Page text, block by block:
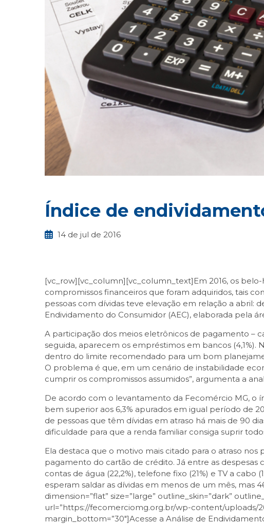
Índice de
14 de jul de 2016
[vc_row][vc_column][vc_column_text]Em 2016, os
compromissos financeiros que foram adquiridos, tais
pessoas com dívidas teve elevação em relação a abril:
Endividamento do Consumidor (AEC), elaborada pela
A participação dos meios eletrônicos de pagamento –
seguida, aparecem os empréstimos em bancos (4,1%).
dentro do limite recomendado para um bom
O problema é que, em um cenário de instabilidade
cumprir os compromissos assumidos”, argumenta a
De acordo com o levantamento da Fecomércio MG, o
bem superior aos 6,3% apurados em igual período de
de pessoas que têm dívidas em atraso há mais de 90
dificuldade para que a renda familiar consiga suprir
Ela destaca que o motivo mais citado para o atraso
pagamento do cartão de crédito. Já entre as
contas de água (22,2%), telefone fixo (21%) e TV a
esperam saldar as dívidas em menos de um mês,
dimension=”flat” size=”large” outline_skin=”dark”
url=”https://fecomerciomg.org.br/wp-content/uploads/
margin_bottom=”30″]Acesse a Análise de